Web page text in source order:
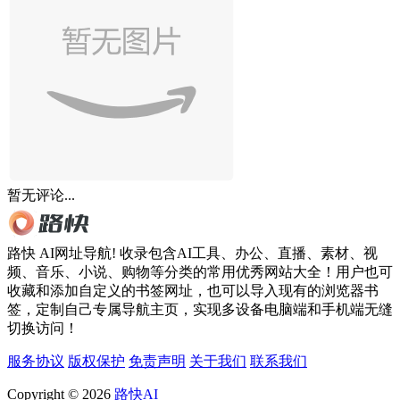
暂无评论...
路快 AI网址导航! 收录包含AI工具、办公、直播、素材、视
频、音乐、小说、购物等分类的常用优秀网站大全！用户也可
收藏和添加自定义的书签网址，也可以导入现有的浏览器书
签，定制自己专属导航主页，实现多设备电脑端和手机端无缝
切换访问！
服务协议 版权保护 免责声明 关于我们 联系我们
Copyright © 2026 路快AI